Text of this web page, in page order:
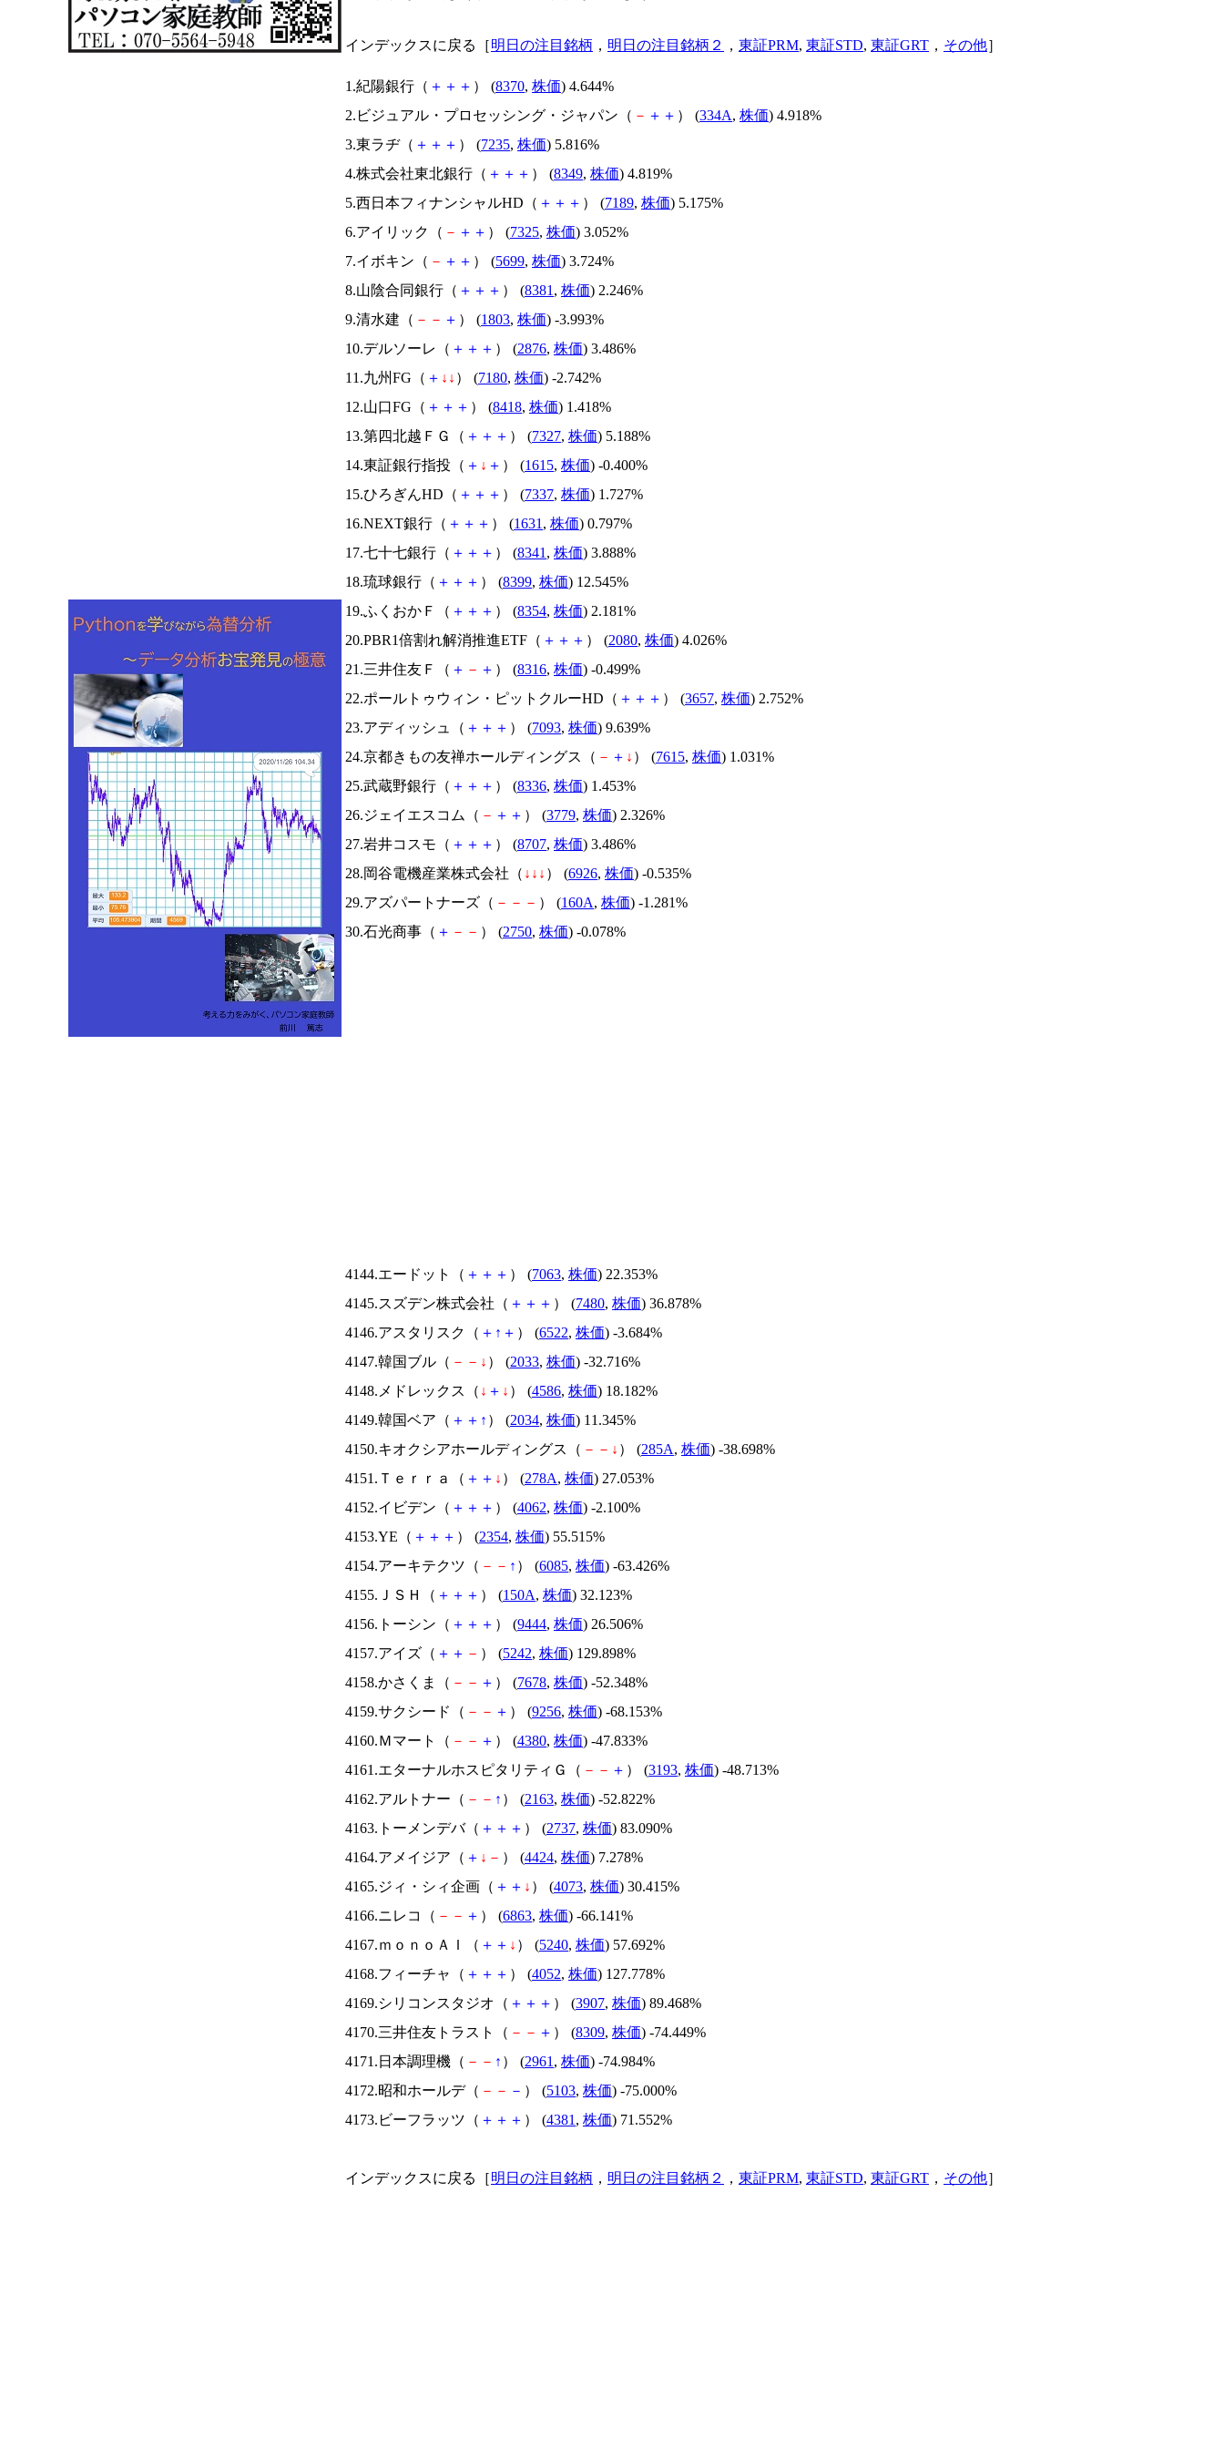
インデックスに戻る［明日の注目銘柄 ， 明日の注目銘柄２ ， 東証PRM, 東証STD, 東証GRT ， その他］
1.紀陽銀行（ ＋ ＋ ＋ ） (8370, 株価) 4.644%
2.ビジュアル・プロセッシング・ジャパン（ － ＋ ＋ ） (334A, 株価) 4.918%
3.東ラヂ（ ＋ ＋ ＋ ） (7235, 株価) 5.816%
4.株式会社東北銀行（ ＋ ＋ ＋ ） (8349, 株価) 4.819%
5.西日本フィナンシャルHD（ ＋ ＋ ＋ ） (7189, 株価) 5.175%
6.アイリック（ － ＋ ＋ ） (7325, 株価) 3.052%
7.イボキン（ － ＋ ＋ ） (5699, 株価) 3.724%
8.山陰合同銀行（ ＋ ＋ ＋ ） (8381 , 株価) 2.246%
9.清水建（ － － ＋ ） (1803, 株価) -3.993%
10.デルソーレ（ ＋ ＋ ＋ ） (2876, 株価) 3.486%
11.九州FG（ ＋ ↓ ↓ ） (7180, 株価) -2.742%
12.山口FG（ ＋ ＋ ＋ ） (8418, 株価) 1.418%
13.第四北越ＦＧ（ ＋ ＋ ＋ ） (7327, 株価) 5.188%
14.東証銀行指投（ ＋ ↓ ＋ ） (1615, 株価) -0.400%
15.ひろぎんHD（ ＋ ＋ ＋ ） (7337, 株価) 1.727%
16.NEXT銀行（ ＋ ＋ ＋ ） (1631 , 株価) 0.797%
17.七十七銀行（ ＋ ＋ ＋ ） (8341 , 株価) 3.888%
18.琉球銀行（ ＋ ＋ ＋ ） (8399, 株価) 12.545%
19.ふくおかＦ（ ＋ ＋ ＋ ） (8354, 株価) 2.181%
20.PBR1倍割れ解消推進ETF（ ＋ ＋ ＋ ） (2080, 株価) 4.026%
21.三井住友Ｆ（ ＋ － ＋ ） (8316, 株価) -0.499%
22.ポールトゥウィン・ピットクルーHD（ ＋ ＋ ＋ ） (3657, 株価) 2.752%
23.アディッシュ（ ＋ ＋ ＋ ） (7093, 株価) 9.639%
24.京都きもの友禅ホールディングス（ － ＋ ↓ ） (7615, 株価) 1.031%
25.武蔵野銀行（ ＋ ＋ ＋ ） (8336, 株価) 1.453%
26.ジェイエスコム（ － ＋ ＋ ） (3779, 株価) 2.326%
27.岩井コスモ（ ＋ ＋ ＋ ） (8707, 株価) 3.486%
28.岡谷電機産業株式会社（ ↓ ↓ ↓ ） (6926, 株価) -0.535%
29.アズパートナーズ（ － － － ） (160A, 株価) -1.281%
30.石光商事（ ＋ － － ） (2750, 株価) -0.078%
4144.エードット（ ＋ ＋ ＋ ） (7063, 株価) 22.353%
4145.スズデン株式会社（ ＋ ＋ ＋ ） (7480, 株価) 36.878%
4146.アスタリスク（ ＋ ↑ ＋ ） (6522, 株価) -3.684%
4147.韓国ブル（ － － ↓ ） (2033, 株価) -32.716%
4148.メドレックス（ ↓ ＋ ↓ ） (4586, 株価) 18.182%
4149.韓国ベア（ ＋ ＋ ↑ ） (2034, 株価) 11.345%
4150.キオクシアホールディングス（ － － ↓ ） (285A, 株価) -38.698%
4151.Ｔｅｒｒａ（ ＋ ＋ ↓ ） (278A, 株価) 27.053%
4152.イビデン（ ＋ ＋ ＋ ） (4062, 株価) -2.100%
4153.YE（ ＋ ＋ ＋ ） (2354, 株価) 55.515%
4154.アーキテクツ（ － － ↑ ） (6085, 株価) -63.426%
4155.ＪＳＨ（ ＋ ＋ ＋ ） (150A, 株価) 32.123%
4156.トーシン（ ＋ ＋ ＋ ） (9444, 株価) 26.506%
4157.アイズ（ ＋ ＋ － ） (5242, 株価) 129.898%
4158.かさくま（ － － ＋ ） (7678, 株価) -52.348%
4159.サクシード（ － － ＋ ） (9256, 株価) -68.153%
4160.Ｍマート（ － － ＋ ） (4380, 株価) -47.833%
4161.エターナルホスピタリティＧ（ － － ＋ ） (3193, 株価) -48.713%
4162.アルトナー（ － － ↑ ） (2163, 株価) -52.822%
4163.トーメンデバ（ ＋ ＋ ＋ ） (2737, 株価) 83.090%
4164.アメイジア（ ＋ ↓ － ） (4424, 株価) 7.278%
4165.ジィ・シィ企画（ ＋ ＋ ↓ ） (4073, 株価) 30.415%
4166.ニレコ（ － － ＋ ） (6863, 株価) -66.141%
4167.ｍｏｎｏＡＩ（ ＋ ＋ ↓ ） (5240, 株価) 57.692%
4168.フィーチャ（ ＋ ＋ ＋ ） (4052, 株価) 127.778%
4169.シリコンスタジオ（ ＋ ＋ ＋ ） (3907, 株価) 89.468%
4170.三井住友トラスト（ － － ＋ ） (8309, 株価) -74.449%
4171.日本調理機（ － － ↑ ） (2961 , 株価) -74.984%
4172.昭和ホールデ（ － － － ） (5103, 株価) -75.000%
4173.ビーフラッツ（ ＋ ＋ ＋ ） (4381 , 株価) 71.552%
インデックスに戻る［明日の注目銘柄 ， 明日の注目銘柄２ ， 東証PRM, 東証STD, 東証GRT ， その他］